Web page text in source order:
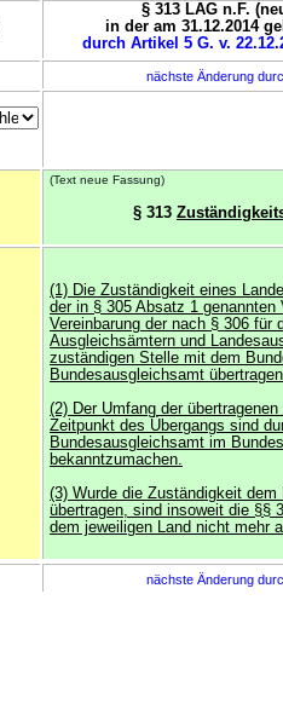
§ 313 LAG n.F.
in der am 31.12.2014
durch Artikel 5 G. v.
nächste Änderung
(Text neue Fassung)
§ 313
(1) Die Zuständigkeit eines
der in § 305 Absatz 1 genannten
Vereinbarung der nach § 306 für
Ausgleichsämtern und
zuständigen Stelle mit dem
Bundesausgleichsamt
(2) Der Umfang der
Zeitpunkt des Übergangs sind
Bundesausgleichsamt im
bekanntzumachen.
(3) Wurde die Zuständigkeit
übertragen, sind insoweit die §§
dem jeweiligen Land nicht mehr
nächste Änderung